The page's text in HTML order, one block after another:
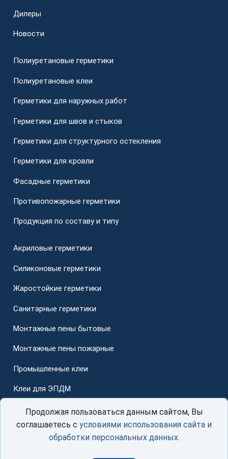
Дилеры
Новости
Полиуретановые герметики
Полиуретановые клеи
Герметики для наружных работ
Герметики для швов и стыков
Герметики для структурного остекления
Герметики для кровли
Фасадные герметики
Противопожарные герметики
Продукция по составу и типу
Акриловые герметики
Силиконовые герметики
Жаростойкие герметики
Санитарные герметики
Монтажные пены бытовые
Монтажные пены пожарные
Промышленные клеи
Клеи для ЭПДМ
Для стеклопакетов
Продолжая пользоваться данным сайтом, Вы
соглашаетесь с условиями использования сайта и
обработки персональных данных.